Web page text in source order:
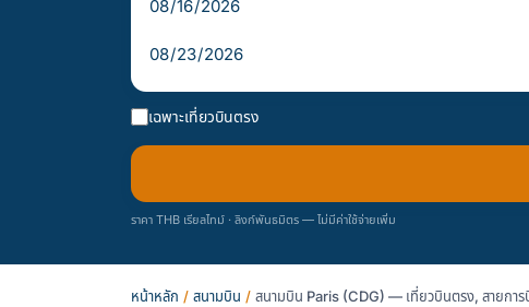
เฉพาะเที่ยวบินตรง
ราคา THB เรียลไทม์ · ลิงก์พันธมิตร — ไม่มีค่าใช้จ่ายเพิ่ม
หน้าหลัก / สนามบิน / สนามบิน Paris (CDG) — เที่ยวบินตรง, สายการ